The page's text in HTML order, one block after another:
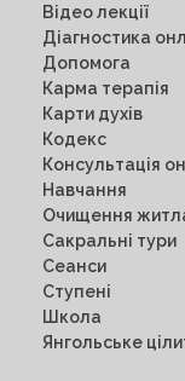
Відео лекції
Діагностика
Допомога
Карма терапія
Карти духів
Кодекс
Консультація
Навчання
Очищення
Сакральні тури
Сеанси
Ступені
Школа
Янгольське